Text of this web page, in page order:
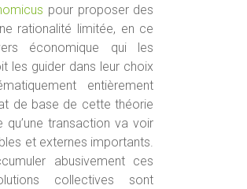
pour proposer des
rationalité limitée, en ce
économique qui les
les guider dans leur choix
entièrement
de base de cette théorie
qu’une transaction va voir
et externes importants.
abusivement ces
collectives sont